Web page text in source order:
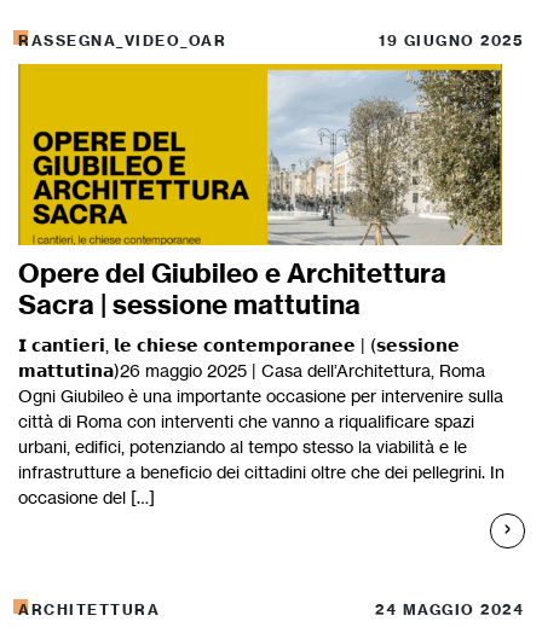
RASSEGNA_VIDEO_OAR 19 GIUGNO 2025
Opere del Giubileo e Architettura
Sacra | sessione mattutina
𝗜 𝗰𝗮𝗻𝘁𝗶𝗲𝗿𝗶, 𝗹𝗲 𝗰𝗵𝗶𝗲𝘀𝗲 𝗰𝗼𝗻𝘁𝗲𝗺𝗽𝗼𝗿𝗮𝗻𝗲𝗲 | (𝘀𝗲𝘀𝘀𝗶𝗼𝗻𝗲
𝗺𝗮𝘁𝘁𝘂𝘁𝗶𝗻𝗮)26 maggio 2025 | Casa dell’Architettura, Roma
Ogni Giubileo è una importante occasione per intervenire sulla
città di Roma con interventi che vanno a riqualificare spazi
urbani, edifici, potenziando al tempo stesso la viabilità e le
infrastrutture a beneficio dei cittadini oltre che dei pellegrini. In
occasione del […]
ARCHITETTURA 24 MAGGIO 2024